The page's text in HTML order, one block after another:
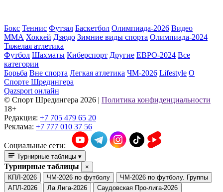
Бокс Теннис Футзал Баскетбол Олимпиада-2026 Видео
ММА Хоккей Дзюдо Зимние виды спорта Олимпиада-2024
Тяжелая атлетика
Футбол Шахматы Киберспорт Другие ЕВРО-2024 Все
категории
Борьба Вне спорта Легкая атлетика ЧМ-2026 Lifestyle О
Спорте Шредингера
Qazsport онлайн
© Cпорт Шредингера 2026 | Политика конфиденциальности
18+
Редакция: +7 705 479 65 20
Реклама: +7 777 010 37 56
Социальные сети:
Турнирные таблицы ▾
Турнирные таблицы
×
КПЛ-2026
ЧМ-2026 по футболу
ЧМ-2026 по футболу. Группы
АПЛ-2026
Ла Лига-2026
Саудовская Про-лига-2026